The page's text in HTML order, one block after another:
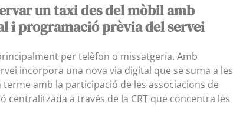
un taxi des del mòbil amb
i programació prèvia del servei
per telèfon o missatgeria. Amb
incorpora una nova via digital que se suma a les
amb la participació de les associacions de
centralitzada a través de la CRT que concentra les